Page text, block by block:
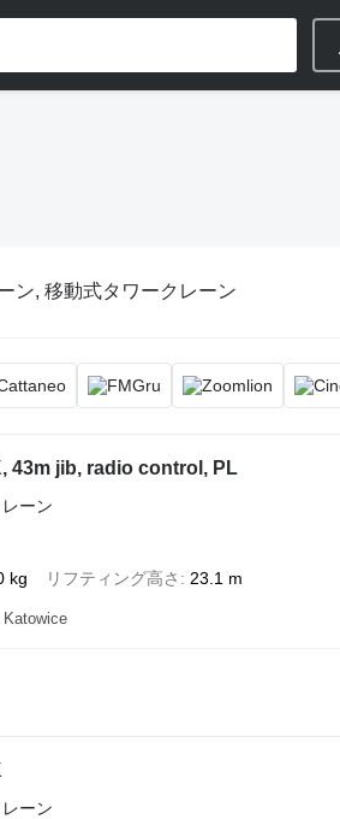
ン, 移動式タワークレーン
43m jib, radio control, PL
ーン
kg リフティング高さ 23.1 m
ーン